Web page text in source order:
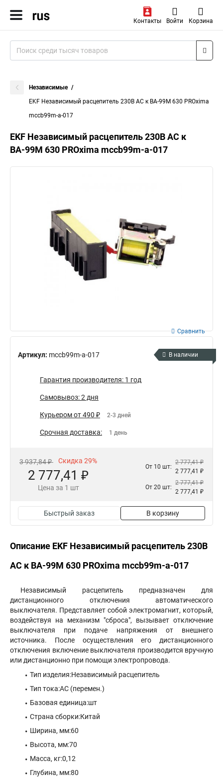
Контакты Войти Корзина
Независимые
EKF Независимый расцепитель 230В АС к ВА-99М 630 PROxima
mccb99m-a-017
EKF Независимый расцепитель 230В АС к
ВА-99М 630 PROxima mccb99m-a-017
Артикул: mccb99m-a-017
Сравнить
В наличии
Гарантия производителя: 1 год
Самовывоз: 2 дня
Курьером от 490 ₽ 2-3 дней
Срочная доставка: 1 день
3 937,84 ₽ Скидка 29%
2 777,41 ₽
Цена за 1 шт
От 10 шт:
2 777,41 ₽
2 777,41 ₽
От 20 шт:
2 777,41 ₽
2 777,41 ₽
Быстрый заказ В корзину
Описание EKF Независимый расцепитель 230В
АС к ВА-99М 630 PROxima mccb99m-a-017
Независимый расцепитель предназначен для
дистанционного отключения автоматического
выключателя. Представляет собой электромагнит, который,
воздействуя на механизм "сброса", вызывает отключение
выключателя при подаче напряжения от внешнего
источника. После осуществления его дистанционного
отключения включение выключателя производится вручную
или дистанционно при помощи электропровода.
Тип изделия:Независимый расцепитель
Тип тока:AC (перемен.)
Базовая единица:шт
Страна сборки:Китай
Ширина, мм:60
Высота, мм:70
Масса, кг:0,12
Глубина, мм:80